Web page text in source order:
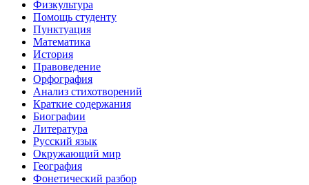
Физкультура
Помощь студенту
Пунктуация
Математика
История
Правоведение
Орфография
Анализ стихотворений
Краткие содержания
Биографии
Литература
Русский язык
Окружающий мир
География
Фонетический разбор